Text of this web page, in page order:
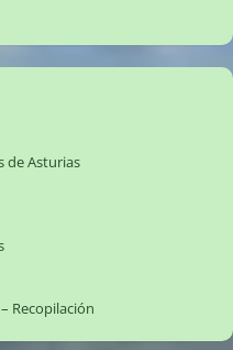
de Asturias
Recopilación